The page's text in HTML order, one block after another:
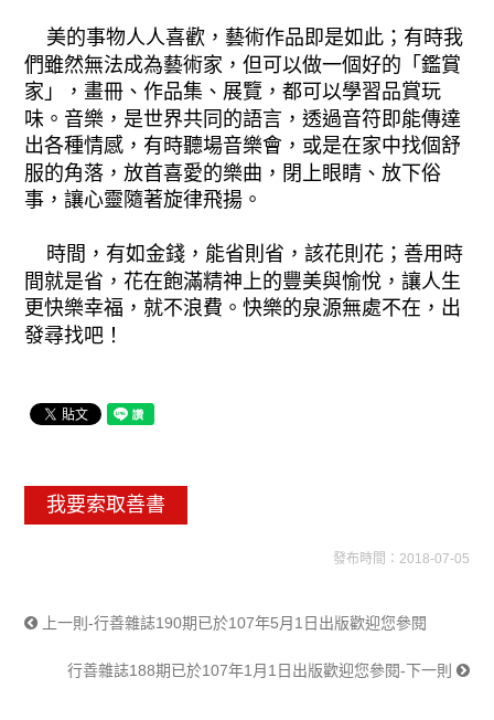
美的事物人人喜歡，藝術作品即是如此；有時我
們雖然無法成為藝術家，但可以做一個好的「鑑賞
家」，畫冊、作品集、展覽，都可以學習品賞玩
味。音樂，是世界共同的語言，透過音符即能傳達
出各種情感，有時聽場音樂會，或是在家中找個舒
服的角落，放首喜愛的樂曲，閉上眼睛、放下俗
事，讓心靈隨著旋律飛揚。
時間，有如金錢，能省則省，該花則花；善用時
間就是省，花在飽滿精神上的豐美與愉悅，讓人生
更快樂幸福，就不浪費。快樂的泉源無處不在，出
發尋找吧！
我要索取善書
發布時間：2018-07-05
上一則-行善雜誌190期已於107年5月1日出版歡迎您參閱
行善雜誌188期已於107年1月1日出版歡迎您參閱-下一則